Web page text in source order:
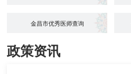
金昌市优秀医师查询
政策资讯